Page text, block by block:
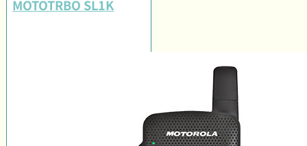
MOTOTRBO SL1K